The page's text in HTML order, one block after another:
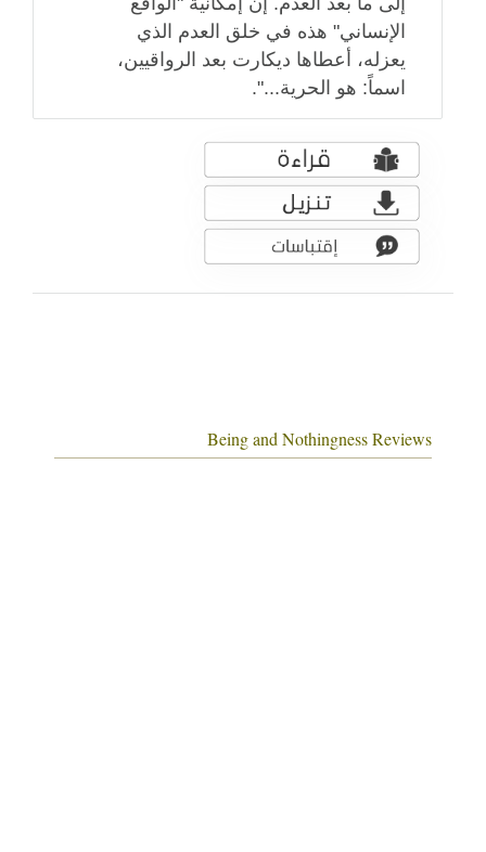
الإنساني" هذه في خلق العدم الذي
يعزله، أعطاها ديكارت بعد الرواقيين،
اسماً: هو الحرية...".
Being and Nothingness Reviews